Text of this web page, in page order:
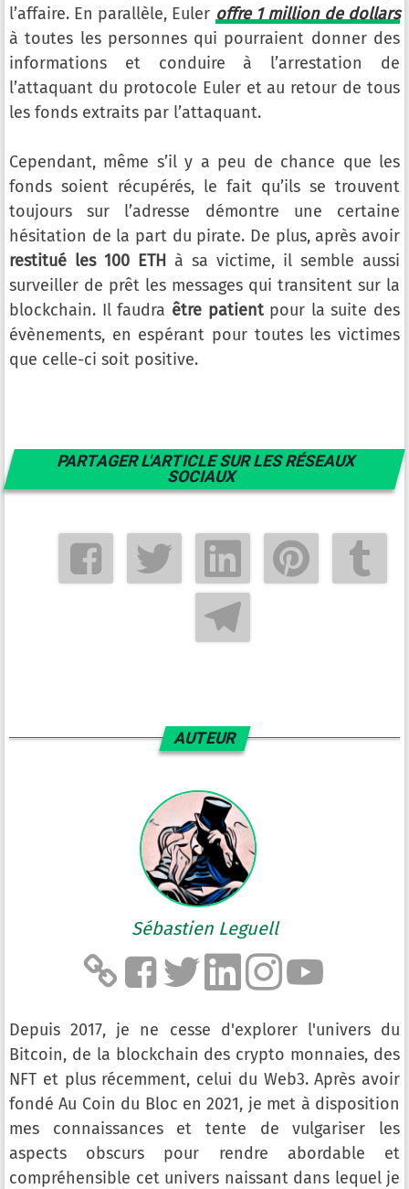
l’affaire. En parallèle, Euler offre 1 million de dollars
à toutes les personnes qui pourraient donner des
informations et conduire à l’arrestation de
l’attaquant du protocole Euler et au retour de tous
les fonds extraits par l’attaquant.
Cependant, même s’il y a peu de chance que les
fonds soient récupérés, le fait qu’ils se trouvent
toujours sur l’adresse démontre une certaine
hésitation de la part du pirate. De plus, après avoir
restitué les 100 ETH à sa victime, il semble aussi
surveiller de prêt les messages qui transitent sur la
blockchain. Il faudra être patientpour la suite des
évènements, en espérant pour toutes les victimes
que celle-ci soit positive.
PARTAGER L'ARTICLE SUR LES RÉSEAUX
SOCIAUX
AUTEUR
Sébastien Leguell
Depuis 2017, je ne cesse d'explorer l'univers du
Bitcoin, de la blockchain des crypto monnaies, des
NFT et plus récemment, celui du Web3. Après avoir
fondé Au Coin du Bloc en 2021, je met à disposition
mes connaissances et tente de vulgariser les
aspects obscurs pour rendre abordable et
compréhensible cet univers naissant dans lequel je